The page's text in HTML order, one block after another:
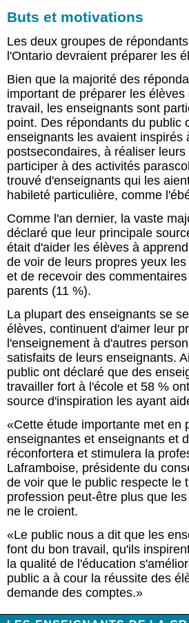
Buts et motivations
Les deux groupes de
l'Ontario devraient préparer les
Bien que la majorité des
important de préparer les
travail, les enseignants sont
point. Des répondants du public
enseignants les avaient inspirés
postsecondaires, à réaliser
participer à des activités
trouvé d'enseignants qui les
habileté particulière, comme
Comme l'an dernier, la vaste
déclaré que leur principale
était d'aider les élèves à
de voir de leurs propres yeux
et de recevoir des
parents (11 %).
La plupart des enseignants se
élèves, continuent d'aimer leur
l'enseignement à d'autres
satisfaits de leurs enseignants.
public ont déclaré que des
travailler fort à l'école et 58 %
source d'inspiration les ayant
«Cette étude importante met en
enseignantes et enseignants et
réconfortera et stimulera la
Laframboise, présidente du
de voir que le public respecte le
profession peut-être plus que
ne le croient.
«Le public nous a dit que les
font du bon travail, qu'ils
la qualité de l'éducation
public a à cour la réussite des
demande des comptes.»